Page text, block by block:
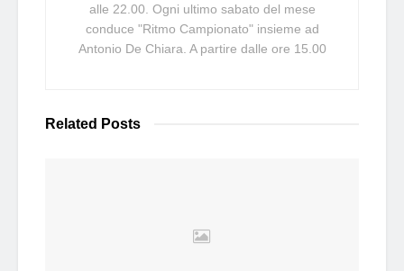
alle 22.00. Ogni ultimo sabato del mese
conduce "Ritmo Campionato" insieme ad
Antonio De Chiara. A partire dalle ore 15.00
Related Posts